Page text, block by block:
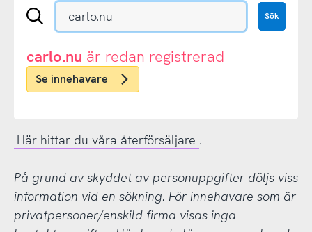
Sök
eller
.nu-
domän
Sök
carlo.nu är redan registrerad
Se innehavare
Här hittar du våra återförsäljare .
På grund av skyddet av personuppgifter döljs viss
information vid en sökning. För innehavare som är
privatpersoner/enskild firma visas inga